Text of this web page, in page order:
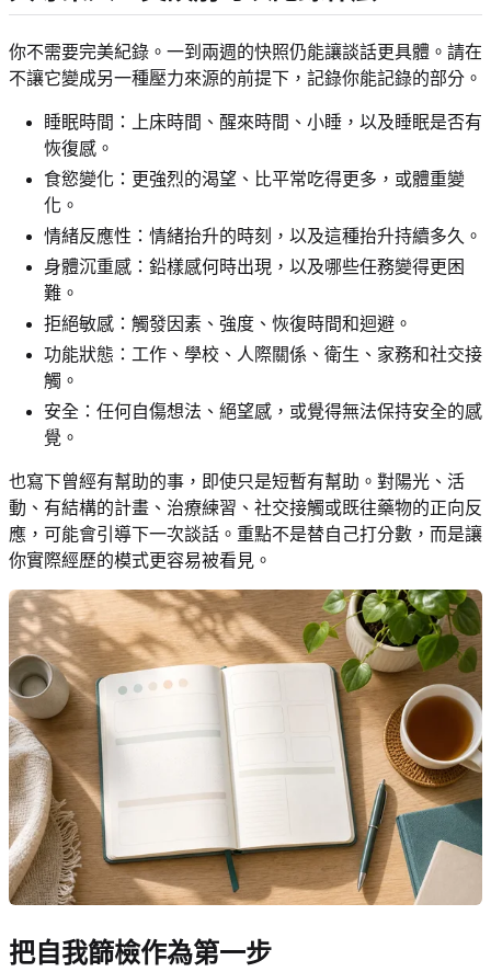
你不需要完美紀錄。一到兩週的快照仍能讓談話更具體。請在
不讓它變成另一種壓力來源的前提下，記錄你能記錄的部分。
睡眠時間：上床時間、醒來時間、小睡，以及睡眠是否有
恢復感。
食慾變化：更強烈的渴望、比平常吃得更多，或體重變
化。
情緒反應性：情緒抬升的時刻，以及這種抬升持續多久。
身體沉重感：鉛樣感何時出現，以及哪些任務變得更困
難。
拒絕敏感：觸發因素、強度、恢復時間和迴避。
功能狀態：工作、學校、人際關係、衛生、家務和社交接
觸。
安全：任何自傷想法、絕望感，或覺得無法保持安全的感
覺。
也寫下曾經有幫助的事，即使只是短暫有幫助。對陽光、活
動、有結構的計畫、治療練習、社交接觸或既往藥物的正向反
應，可能會引導下一次談話。重點不是替自己打分數，而是讓
你實際經歷的模式更容易被看見。
把自我篩檢作為第一步